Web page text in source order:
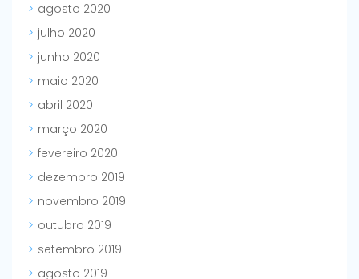
agosto 2020
julho 2020
junho 2020
maio 2020
abril 2020
março 2020
fevereiro 2020
dezembro 2019
novembro 2019
outubro 2019
setembro 2019
agosto 2019